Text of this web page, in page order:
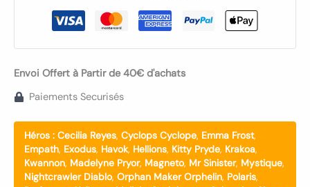
Envoi Offert à Partir de 40€ d'achats
Paiements Securisés
Héros : Cecilia Reyes, Cyclops Cyclope, Emma Frost,
Empath, Exodus, Havok, Hellions, Kitty Pryde, Krakoa,
Kwannon, Madelyne Pryor, Magneto, Mr Sinister, Mystique,
Nightcrawler Diablo, Orphan Maker Orphelin, Polaris,